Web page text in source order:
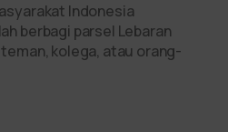
Indonesia
berbagi parsel Lebaran
kolega, atau orang-